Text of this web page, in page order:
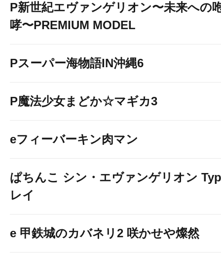
P新世紀エヴァンゲリオン〜未来への
哮〜PREMIUM MODEL
Pスーパー海物語IN沖縄6
P魔法少女まどか☆マギカ3
eフィーバーキン肉マン
ぱちんこ シン・エヴァンゲリオン
レイ
e 甲鉄城のカバネリ2 咲かせや燦然